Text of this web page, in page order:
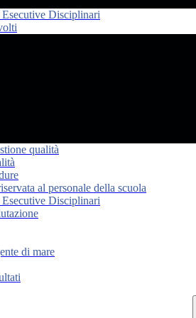
Disciplinari
qualità
al personale della scuola
Disciplinari
di mare